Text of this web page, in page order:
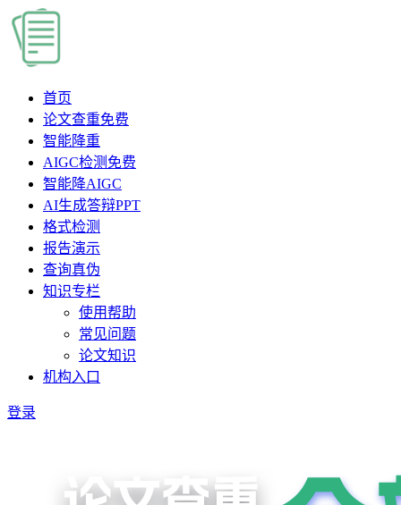
首页
论文查重免费
智能降重
AIGC检测 免费
智能降AIGC
AI生成答辩PPT
格式检测
报告演示
查询真伪
知识专栏
使用帮助
常见问题
论文知识
机构入口
登录